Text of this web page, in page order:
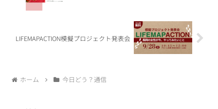
LIFEMAPACTION模擬プロジェクト発表会
ホーム 今日どう？通信